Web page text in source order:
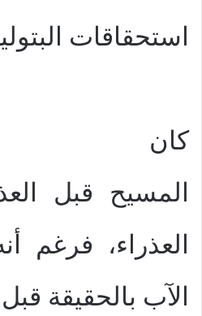
استحقاقات
كان
المسيح قبل
العذراء، فرغم
الآب بالحقيقة قبل